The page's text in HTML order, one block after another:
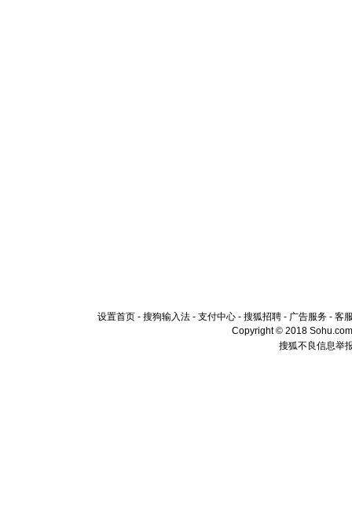
设置首页 - 搜狗输入法 - 支付中心 - 搜狐招聘 - 广告服务 - 客
Copyright © 2018
搜狐不良信息举